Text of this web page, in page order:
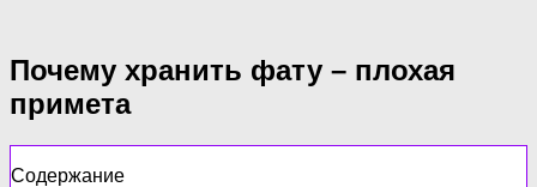
Почему хранить фату – плохая
примета
Содержание